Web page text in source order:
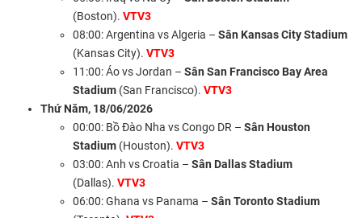
(Boston). VTV3
08:00: Argentina vs Algeria – Sân Kansas City Stadium
(Kansas City). VTV3
11:00: Áo vs Jordan – Sân San Francisco Bay Area
Stadium (San Francisco). VTV3
Thứ Năm, 18/06/2026
00:00: Bồ Đào Nha vs Congo DR – Sân Houston
Stadium (Houston). VTV3
03:00: Anh vs Croatia – Sân Dallas Stadium
(Dallas). VTV3
06:00: Ghana vs Panama – Sân Toronto Stadium